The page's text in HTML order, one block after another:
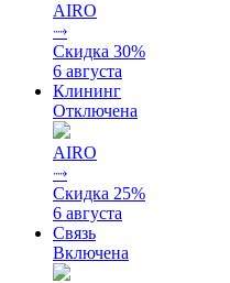
AIRO
⤑
Скидка 30%
6 августа
Клининг
Отключена
AIRO
⤑
Скидка 25%
6 августа
Связь
Включена